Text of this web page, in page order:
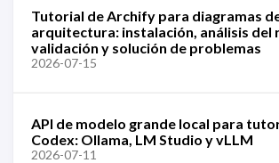
Tutorial de Archify para diagramas
arquitectura: instalación, análisis del
validación y solución de problemas
2026-07-15
API de modelo grande local para
Codex: Ollama, LM Studio y vLLM
2026-07-11